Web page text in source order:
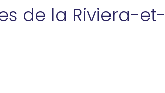
de la Riviera-et-